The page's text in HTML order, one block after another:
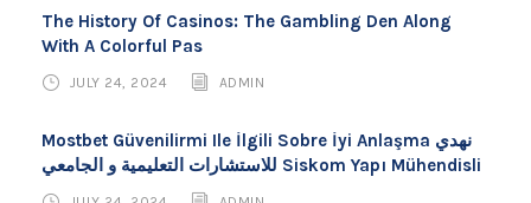
The History Of Casinos: The Gambling Den Along
With A Colorful Pas
JULY 24, 2024 ADMIN
Mostbet Güvenilirmi Ile İlgili Sobre İyi Anlaşma نهدي
للاستشارات التعليمية و الجامعي Siskom Yapı Mühendisli